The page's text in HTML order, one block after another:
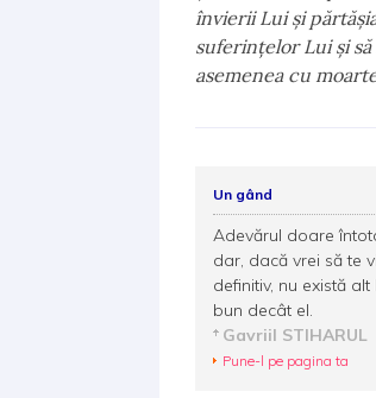
învierii Lui şi
suferinţelor Lui şi să
asemenea cu
Un gând
Adevărul doare
dar, dacă vrei să te
definitiv, nu există
bun decât el.
Gavriil STIHARUL
Pune-l pe pagina ta